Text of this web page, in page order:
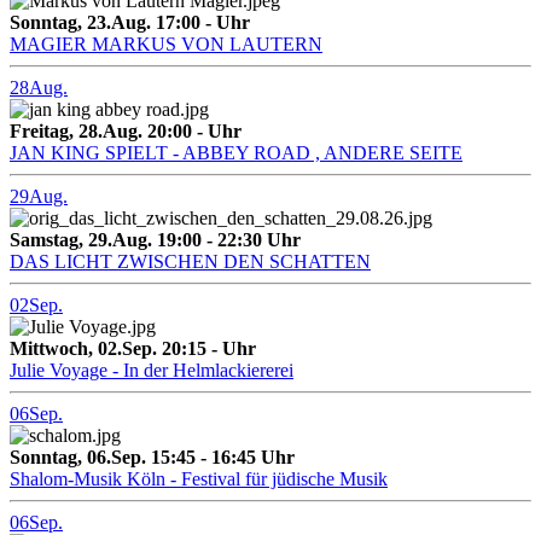
Sonntag, 23.Aug. 17:00 - Uhr
MAGIER MARKUS VON LAUTERN
28Aug.
Freitag, 28.Aug. 20:00 - Uhr
JAN KING SPIELT - ABBEY ROAD , ANDERE SEITE
29Aug.
Samstag, 29.Aug. 19:00 - 22:30 Uhr
DAS LICHT ZWISCHEN DEN SCHATTEN
02Sep.
Mittwoch, 02.Sep. 20:15 - Uhr
Julie Voyage - In der Helmlackiererei
06Sep.
Sonntag, 06.Sep. 15:45 - 16:45 Uhr
Shalom-Musik Köln - Festival für jüdische Musik
06Sep.